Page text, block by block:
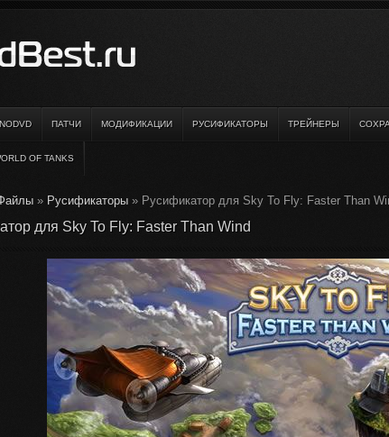
NODVD ПАТЧИ МОДИФИКАЦИИ РУСИФИКАТОРЫ ТРЕЙНЕРЫ
OF TANKS
» Русификаторы » Русификатор для Sky To Fly: Faster Than
для Sky To Fly: Faster Than Wind